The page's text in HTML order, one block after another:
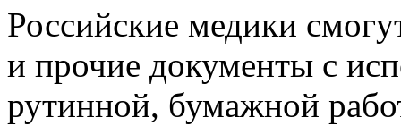
Российские медики
и прочие документы с
рутинной, бумажной